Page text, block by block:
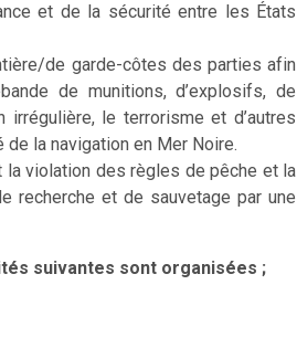
et de la sécurité entre les États
de garde-côtes des parties afin
de munitions, d’explosifs, de
le terrorisme et d’autres
la navigation en Mer Noire.
violation des règles de pêche et la
recherche et de sauvetage par une
suivantes sont organisées ;